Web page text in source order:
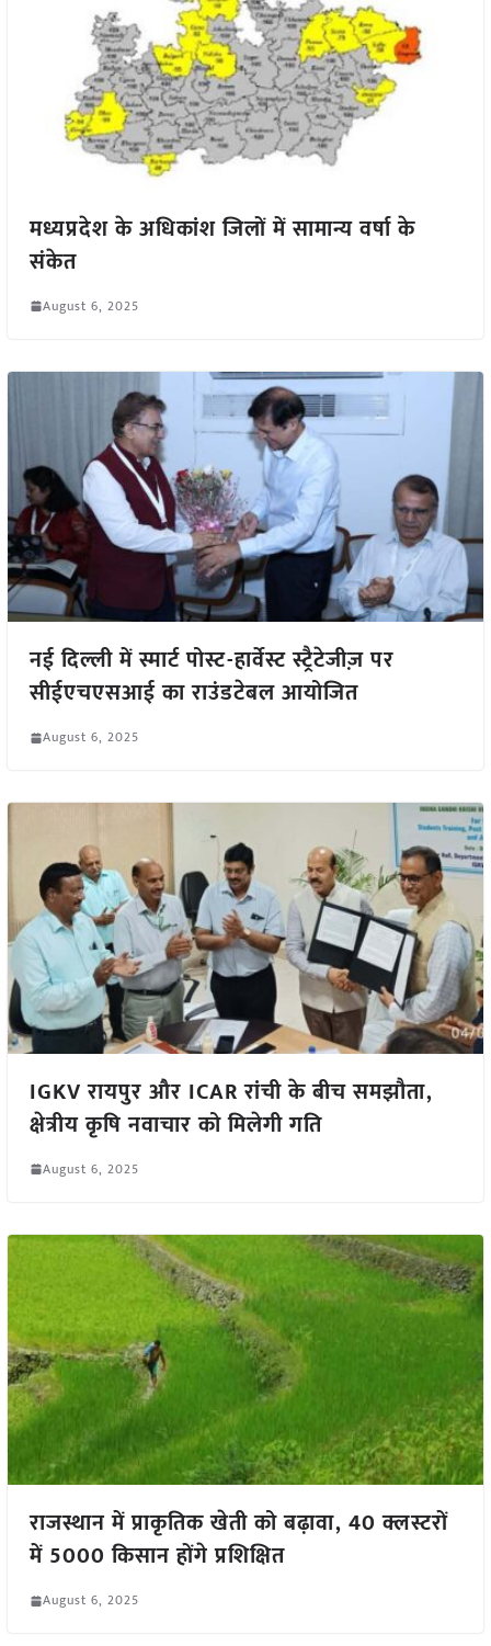
मध्यप्रदेश के अधिकांश जिलों में सामान्य वर्षा के
संकेत
August 6, 2025
नई दिल्ली में स्मार्ट पोस्ट-हार्वेस्ट स्ट्रैटेजीज़ पर
सीईएचएसआई का राउंडटेबल आयोजित
August 6, 2025
IGKV रायपुर और ICAR रांची के बीच समझौता,
क्षेत्रीय कृषि नवाचार को मिलेगी गति
August 6, 2025
राजस्थान में प्राकृतिक खेती को बढ़ावा, 40 क्लस्टरों
में 5000 किसान होंगे प्रशिक्षित
August 6, 2025